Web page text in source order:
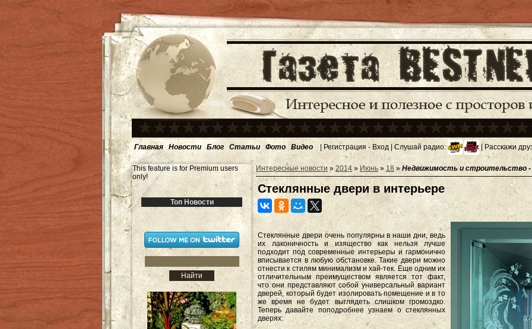
Главная Новости Блог Статьи Фото Видео | Регистрация - Вход | Слушай радио: | Расскажи
This feature is for Premium users
only!
Топ Новости
Интересные новости » 2014 » Июнь » 18 » Недвижимость и строительство
Стеклянные двери в интерьере
Стеклянные двери очень популярны в наши дни, ведь
их лаконичность и изящество как нельзя лучше
подходит под современные интерьеры и гармонично
вписывается в любую обстановке. Такие двери можно
отнести к стилям минимализм и хай-тек. Еще одним их
отличительным преимуществом является тот факт,
что они представляют собой универсальный вариант
дверей, который будет изолировать помещение и в то
же время не будет выглядеть слишком громоздко.
Теперь давайте поподробнее узнаем о стеклянных
дверях: